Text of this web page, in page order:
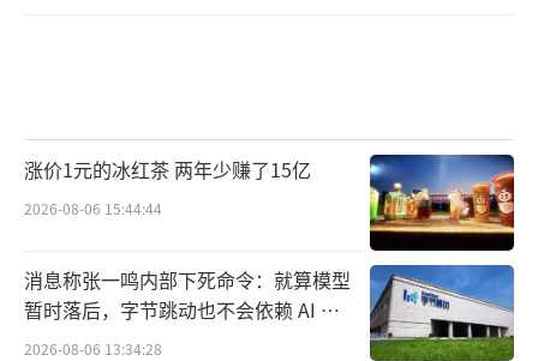
涨价1元的冰红茶 两年少赚了15亿
2026-08-06 15:44:44
消息称张一鸣内部下死命令：就算模型
暂时落后，字节跳动也不会依赖 AI 蒸
馏技术
2026-08-06 13:34:28